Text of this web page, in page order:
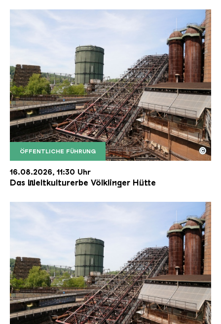
ÖFFENTLICHE FÜHRUNG
Der Erzschrägaufzug der Völklinger Hütte mit
Copyright: Weltkulturerbe Völklinger Hütte | Karl
©
16.08.2026, 11:30 Uhr
Das Weltkulturerbe Völklinger Hütte